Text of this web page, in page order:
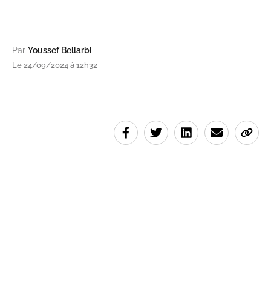
Par Youssef Bellarbi
Le 24/09/2024 à 12h32